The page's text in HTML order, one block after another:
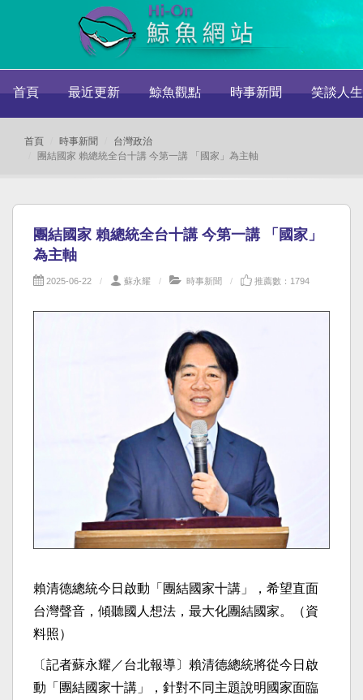
首頁 最近更新 鯨魚觀點 時事新聞 笑談人生
首頁 時事新聞
台灣政治
團結國家 賴總統全台十講 今第一講 「國家」為主軸
團結國家 賴總統全台十講 今第一講 「國家」
為主軸
2025-06-22 蘇永耀 時事新聞 推薦數：1794
賴清德總統今日啟動「團結國家十講」，希望直面
台灣聲音，傾聽國人想法，最大化團結國家。（資
料照）
〔記者蘇永耀／台北報導〕賴清德總統將從今日啟
動「團結國家十講」，針對不同主題說明國家面臨